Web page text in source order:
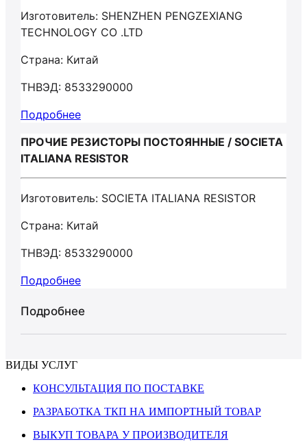
Изготовитель: SHENZHEN PENGZEXIANG
TECHNOLOGY CO .LTD
Страна: Китай
ТНВЭД: 8533290000
Подробнее
ПРОЧИЕ РЕЗИСТОРЫ ПОСТОЯННЫЕ / SOCIETA
ITALIANA RESISTOR
Изготовитель: SOCIETA ITALIANA RESISTOR
Страна: Китай
ТНВЭД: 8533290000
Подробнее
Подробнее
ВИДЫ УСЛУГ
КОНСУЛЬТАЦИЯ ПО ПОСТАВКЕ
РАЗРАБОТКА ТКП НА ИМПОРТНЫЙ ТОВАР
ВЫКУП ТОВАРА У ПРОИЗВОДИТЕЛЯ